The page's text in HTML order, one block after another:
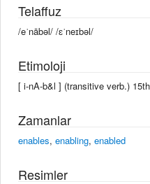
Telaffuz
/eˈnābəl/ /ɛˈneɪbəl/
Etimoloji
[ i-nA-b&l ] (transitive verb.)
Zamanlar
enables, enabling, enabled
Resimler